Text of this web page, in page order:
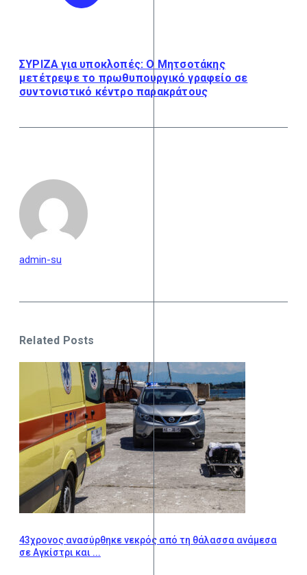
ΣΥΡΙΖΑ για υποκλοπές: Ο Μητσοτάκης
μετέτρεψε το πρωθυπουργικό γραφείο σε
συντονιστικό κέντρο παρακράτους
admin-su
Related Posts
43χρονος ανασύρθηκε νεκρός από τη θάλασσα ανάμεσα
σε Αγκίστρι και ...